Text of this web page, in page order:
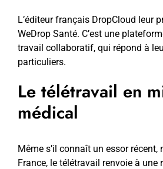
L’éditeur français DropCloud leur
WeDrop Santé. C’est une
travail collaboratif, qui répond à
particuliers.
Le télétravail en
médical
Même s’il connaît un essor récent,
France, le télétravail renvoie à une